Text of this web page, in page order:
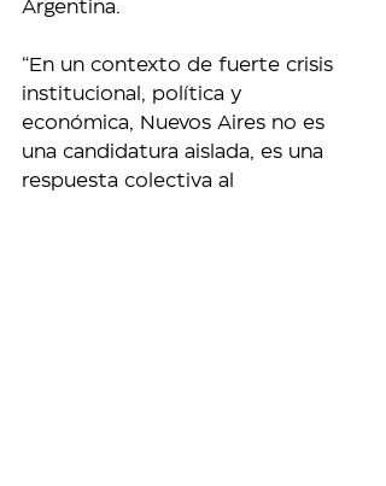
Argentina.
“En un contexto de fuerte crisis
institucional, política y
económica, Nuevos Aires no es
una candidatura aislada, es una
respuesta colectiva al